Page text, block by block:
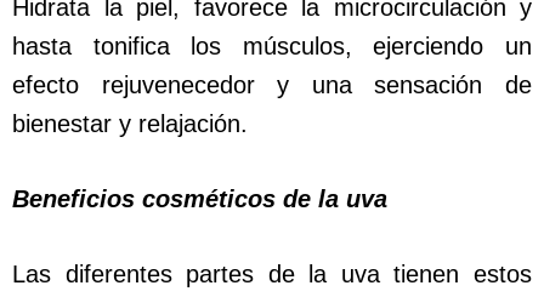
Hidrata la piel, favorece la microcirculación y
hasta tonifica los músculos, ejerciendo un
efecto rejuvenecedor y una sensación de
bienestar y relajación.
Beneficios cosméticos de la uva
Las diferentes partes de la uva tienen estos